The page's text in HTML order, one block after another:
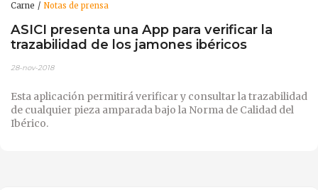
Carne Notas de prensa
ASICI presenta una App para verificar la
trazabilidad de los jamones ibéricos
28-nov-2018
Esta aplicación permitirá verificar y consultar la trazabilidad
de cualquier pieza amparada bajo la Norma de Calidad del
Ibérico.